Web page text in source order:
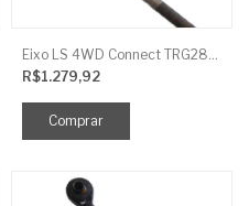
R$1.279,92